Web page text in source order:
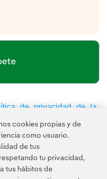
de privacidad de la
abre en ventana nueva.
y se aplican la
cookies propias y de
como usuario.
de tus
tu privacidad,
tus hábitos de